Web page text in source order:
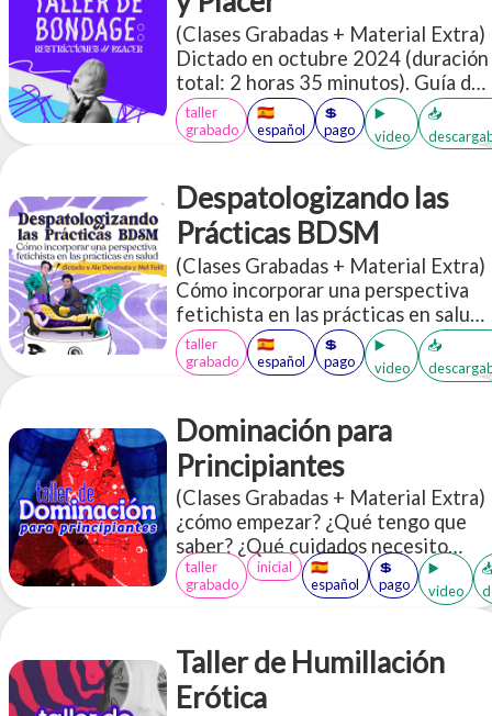
de recursos y guia. Ojalá este
fanzine ayude.
(Clases Grabadas + Material Extra)
Dictado en octubre 2024 (duración
total: 2 horas 35 minutos). Guía de
seguridad para bondage inicial
Acceso a más de 30 PDFs en inglés
taller
grabado
🇪🇸
español
💲
pago
▶️
video
📥
Despatologizando las
Prácticas BDSM
(Clases Grabadas + Material Extra)
Cómo incorporar una perspectiva
fetichista en las prácticas en salud.
Es un espacio donde vamos a
socializar muchas herramientas que
te permitan incorporar o
diversidad erótica, más
específicamente desde los aportes
de los colectivos kinky/BDSM, en
las prácticas relacionadas con la
salud
taller
grabado
🇪🇸
español
💲
pago
▶️
video
📥
Dominación para
Principiantes
(Clases Grabadas + Material Extra)
¿cómo empezar? ¿Qué tengo que
saber? ¿Qué cuidados necesito
tener en cuenta? ¿Qué
terminología tengo que saber?
¿Cómo tengo una dinámica? ¿Qué
tipo de sumis* hay?
taller
grabado
inicial
🇪🇸
español
💲
pago
▶️
video
Taller de Humillación
Erótica